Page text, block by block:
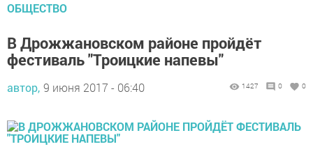
ОБЩЕСТВО
В Дрожжановском районе пройдёт
фестиваль "Троицкие напевы"
автор, 9 июня 2017 - 06:40 1427 0 0